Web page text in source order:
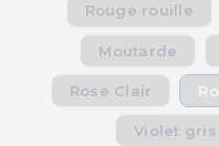
Rouge rouille
Moutarde
Rose Clair
Violet gris